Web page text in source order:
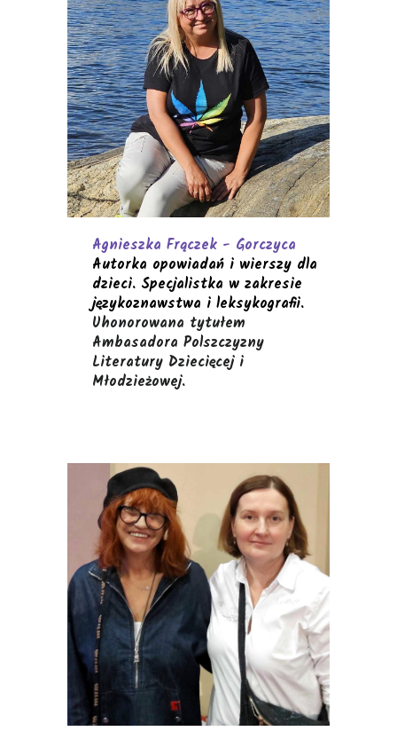
Agnieszka Frączek - Gorczyca
Autorka opowiadań i wierszy dla
dzieci. Specjalistka w zakresie
językoznawstwa i leksykografii.
Uhonorowana tytułem
Ambasadora Polszczyzny
Literatury Dziecięcej i
Młodzieżowej.